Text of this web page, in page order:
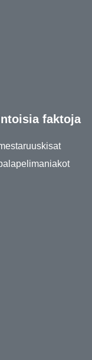
faktoja